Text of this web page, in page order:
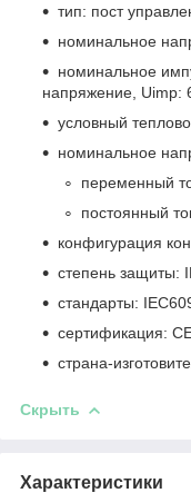
тип: пост
номинальное
номинальное
напряжение, Uimp:
условный
номинальное
переменный
постоянный
конфигурация
степень защиты:
стандарты:
сертификация:
страна-
Скрыть
Характеристики